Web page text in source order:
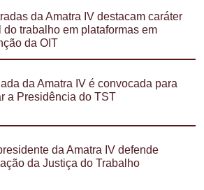
da Amatra IV destacam caráter
do trabalho em plataformas em
da OIT
da Amatra IV é convocada para
a Presidência do TST
da Amatra IV defende
da Justiça do Trabalho